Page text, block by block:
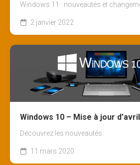
Windows 11 : nouveautés et
2 janvier 2022
Windows 10 – Mise à jour
Découvrez les nouveautés
11 mars 2020